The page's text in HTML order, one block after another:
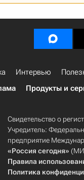
Интервью
Продукты и
Свидетельство о
Учредитель:
предприятие
«Россия сегодня»
Правила
Политика